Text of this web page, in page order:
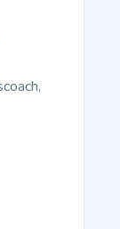
and
for